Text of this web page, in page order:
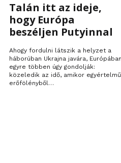
Talán itt az ideje,
hogy Európa
beszéljen Putyinnal
Ahogy fordulni látszik a helyzet a
háborúban Ukrajna javára, Európában
egyre többen úgy gondolják:
közeledik az idő, amikor egyértelmű
erőfölényből…